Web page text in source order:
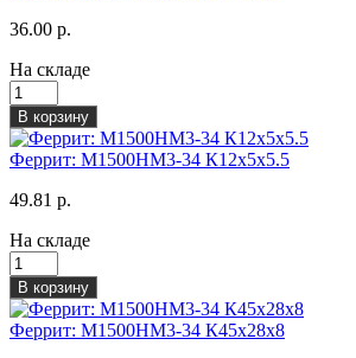
36.00 р.
На складе
В корзину
Феррит: М1500НМ3-34 К12х5х5.5
49.81 р.
На складе
В корзину
Феррит: М1500НМ3-34 К45х28х8